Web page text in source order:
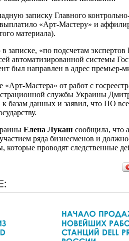
записку Главного
«Арт-Мастеру» и
материала).
записке, «по подсчетам
автоматизированной системы
был направлен в адрес премьер-
«Арт-Мастера» от работ с
службы Украины
базам данных и заявил, что ПО
Елена Лукаш сообщила, что
ряда бизнесменов и
которые проводят следственные